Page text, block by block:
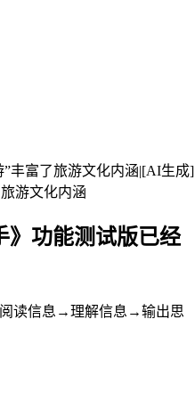
丰富了旅游文化内涵|[AI生成]
游文化内涵
》功能测试版已经
读信息→理解信息→输出思